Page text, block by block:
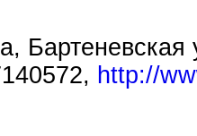
Бартеневская
http://